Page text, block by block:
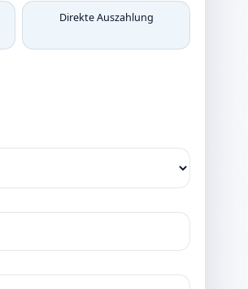
Direkte Auszahlung